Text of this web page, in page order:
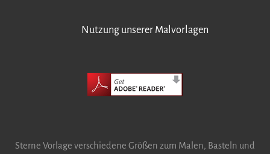
Nutzung unserer Malvorlagen
Sterne Vorlage verschiedene Größen zum Malen, Basteln und